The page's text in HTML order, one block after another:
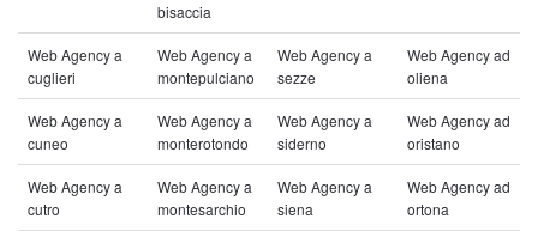
bisaccia
Web Agency a
cuglieri
Web Agency a
montepulciano
Web Agency a
sezze
Web Agency ad
oliena
Web Agency a
cuneo
Web Agency a
monterotondo
Web Agency a
siderno
Web Agency ad
oristano
Web Agency a
cutro
Web Agency a
montesarchio
Web Agency a
siena
Web Agency ad
ortona